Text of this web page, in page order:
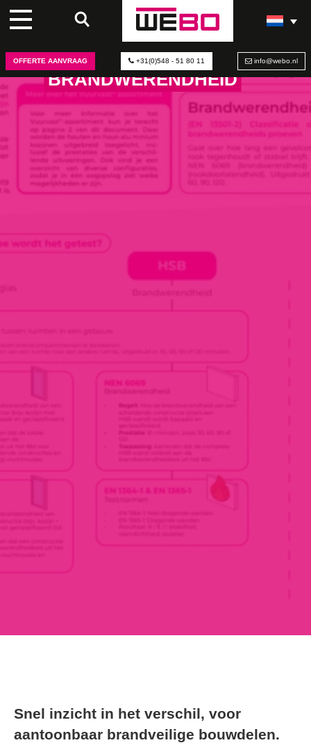
OFFERTE AANVRAAG +31(0)548 - 51 80 11 info@webo.nl
INFOGRAPHIC
BRANDGEDRAG EN
BRANDWERENDHEID
Snel inzicht in het verschil, voor
aantoonbaar brandveilige bouwdelen.